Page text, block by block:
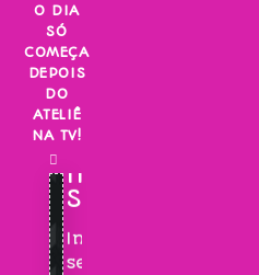
Skip
content
O DIA
SÓ
COMEÇA
DEPOIS
DO
ATELIÊ
NA TV!
INSCREVA-
SE!
Inscreva-
se